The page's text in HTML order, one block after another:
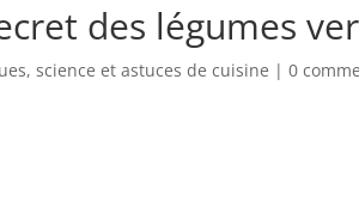
des légumes
science et astuces de cuisine |0